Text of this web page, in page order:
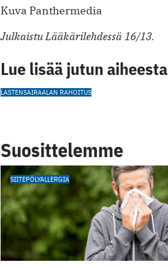
Kuva Panthermedia
Julkaistu Lääkärilehdessä 16/13.
Lue lisää jutun aiheesta
LASTENSAIRAALAN RAHOITUS
Suosittelemme
SIITEPÖLYALLERGIA